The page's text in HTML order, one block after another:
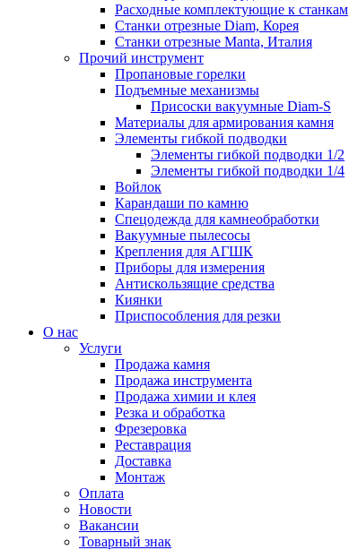
Расходные комплектующие к станкам
Станки отрезные Diam, Корея
Станки отрезные Manta, Италия
Прочий инструмент
Пропановые горелки
Подъeмные механизмы
Присоски вакуумные Diam-S
Материалы для армирования камня
Элементы гибкой подводки
Элементы гибкой подводки 1/2
Элементы гибкой подводки 1/4
Войлок
Карандаши по камню
Спецодежда для камнеобработки
Вакуумные пылесосы
Крепления для АГШК
Приборы для измерения
Антискользящие средства
Киянки
Приспособления для резки
О нас
Услуги
Продажа камня
Продажа инструмента
Продажа химии и клея
Резка и обработка
Фрезеровка
Реставрация
Доставка
Монтаж
Оплата
Новости
Вакансии
Товарный знак